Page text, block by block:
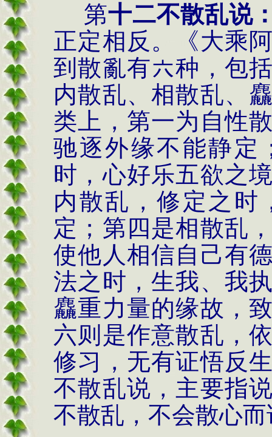
第十二不散乱说
正定相反。《大乘
到散亂有六种，包
内散乱、相散乱、
类上，第一为自性
驰逐外缘不能静定
时，心好乐五欲之
内散乱，修定之时
定；第四是相散乱
使他人相信自己有
法之时，生我、我
麤重力量的缘故，
六则是作意散乱，
修习，无有证悟反
不散乱说，主要指
不散乱，不会散心